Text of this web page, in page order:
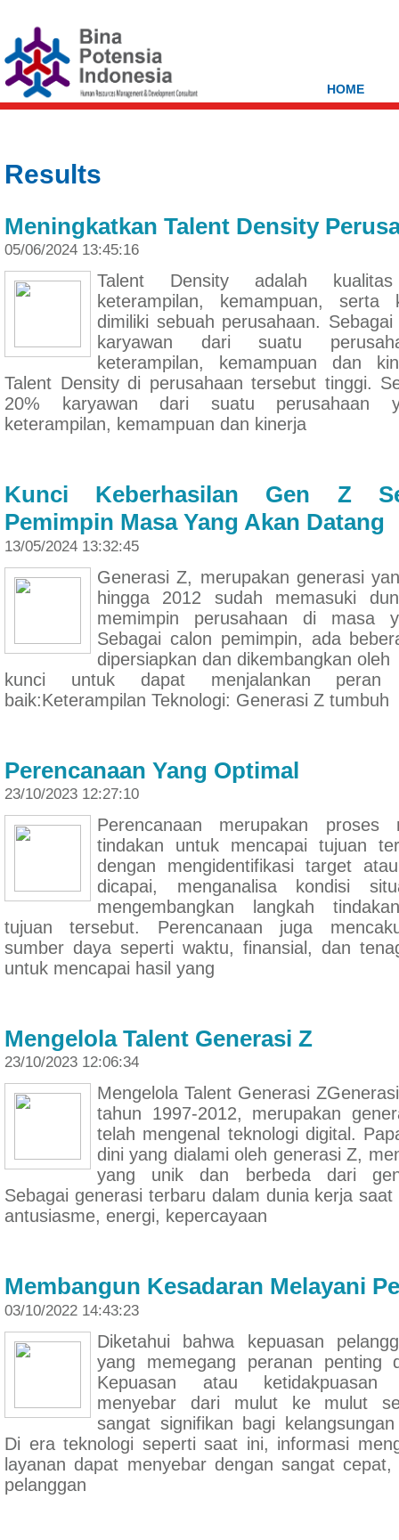
HOME
Results
Meningkatkan Talent Density
05/06/2024 13:45:16
Talent Density adalah
keterampilan, kemampuan,
dimiliki sebuah perusahaan.
karyawan dari suatu
keterampilan, kemampuan dan
Talent Density di perusahaan tersebut tinggi.
20% karyawan dari suatu perusahaan
keterampilan, kemampuan dan kinerja
Kunci Keberhasilan Gen Z
Pemimpin Masa Yang Akan Datang
13/05/2024 13:32:45
Generasi Z, merupakan generasi
hingga 2012 sudah memasuki
memimpin perusahaan di masa
Sebagai calon pemimpin, ada
dipersiapkan dan dikembangkan
kunci untuk dapat menjalankan peran
baik:Keterampilan Teknologi: Generasi Z tumbuh
Perencanaan Yang Optimal
23/10/2023 12:27:10
Perencanaan merupakan proses
tindakan untuk mencapai tujuan
dengan mengidentifikasi target
dicapai, menganalisa kondisi
mengembangkan langkah
tujuan tersebut. Perencanaan juga
sumber daya seperti waktu, finansial, dan
untuk mencapai hasil yang
Mengelola Talent Generasi Z
23/10/2023 12:06:34
Mengelola Talent Generasi
tahun 1997-2012, merupakan
telah mengenal teknologi digital.
dini yang dialami oleh generasi Z,
yang unik dan berbeda dari
Sebagai generasi terbaru dalam dunia kerja
antusiasme, energi, kepercayaan
Membangun Kesadaran Melayani
03/10/2022 14:43:23
Diketahui bahwa kepuasan
yang memegang peranan penting
Kepuasan atau ketidakpuasan
menyebar dari mulut ke mulut
sangat signifikan bagi
Di era teknologi seperti saat ini, informasi
layanan dapat menyebar dengan sangat cepat,
pelanggan